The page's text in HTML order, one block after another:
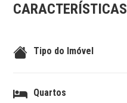
CARACTERÍSTICAS
Tipo do Imóvel
Quartos